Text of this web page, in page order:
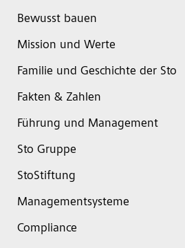
Bewusst bauen
Mission und Werte
Familie und Geschichte der Sto
Fakten & Zahlen
Führung und Management
Sto Gruppe
StoStiftung
Managementsysteme
Compliance